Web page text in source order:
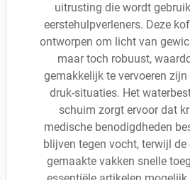
uitrusting die wordt
eerstehulpverleners. Deze
ontworpen om licht van
maar toch robuust,
gemakkelijk te vervoeren zijn
druk-situaties. Het
schuim zorgt ervoor dat
medische benodigdheden
blijven tegen vocht, terwijl
gemaakte vakken snelle